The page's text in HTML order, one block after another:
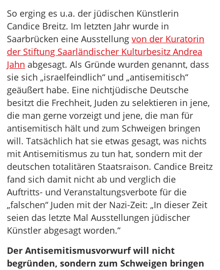
So erging es u.a. der jüdischen Künstlerin
Candice Breitz. Im letzten Jahr wurde in
Saarbrücken eine Ausstellung von der Kuratorin
der Stiftung Saarländischer Kulturbesitz Andrea
Jahn abgesagt. Als Gründe wurden genannt, dass
sie sich „israelfeindlich“ und „antisemitisch“
geäußert habe. Eine nichtjüdische Deutsche
besitzt die Frechheit, Juden zu selektieren in jene,
die man gerne vorzeigt und jene, die man für
antisemitisch hält und zum Schweigen bringen
will. Tatsächlich hat sie etwas gesagt, was nichts
mit Antisemitismus zu tun hat, sondern mit der
deutschen totalitären Staatsraison. Candice Breitz
fand sich damit nicht ab und verglich die
Auftritts- und Veranstaltungsverbote für die
„falschen“ Juden mit der Nazi-Zeit: „In dieser Zeit
seien das letzte Mal Ausstellungen jüdischer
Künstler abgesagt worden.“
Der Antisemitismusvorwurf will nicht
begründen, sondern zum Schweigen bringen